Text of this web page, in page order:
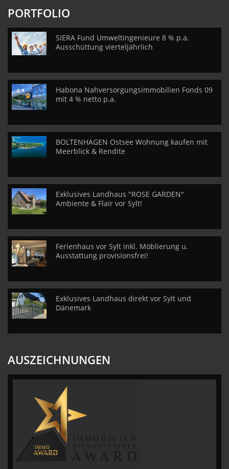
PORTFOLIO
SIERA Fund Umweltingenieure 8 % p.a.
Ausschüttung vierteljährlich
Habona Nahversorgungsimmobilien Fonds 09
mit 4 % netto p.a.
BOLTENHAGEN Ostsee Wohnung kaufen mit
Meerblick & Rendite
Exklusives Landhaus "ROSE GARDEN"
Ambiente & Flair vor Sylt!
Ferienhaus vor Sylt inkl. Möblierung u.
Ausstattung provisionsfrei!
Exklusives Landhaus direkt vor Sylt und
Dänemark
AUSZEICHNUNGEN